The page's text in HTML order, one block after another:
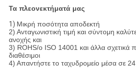
Τα πλεονεκτήματά μας
1) Μικρή ποσότητα αποδεκτή
2) Ανταγωνιστική τιμή και σύντομη
ανοχής και
3) ROHS/ο ISO 14001 και άλλα σχετικά
διαθέσιμοι
4) Απαντήστε το ταχυδρομείο μέσα σε